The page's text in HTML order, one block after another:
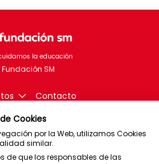
la educación
Contacto
Brasil
Cookies
por la Web, utilizamos Cookies
similar.
de que los responsables de las